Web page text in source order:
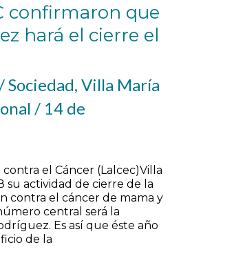
confirmaron que
hará el cierre el
/Sociedad,Villa María
/ 14 de
el Cáncer (Lalcec)Villa
su actividad de cierre de la
contra el cáncer de mama y
central será la
Es así que éste año
de la